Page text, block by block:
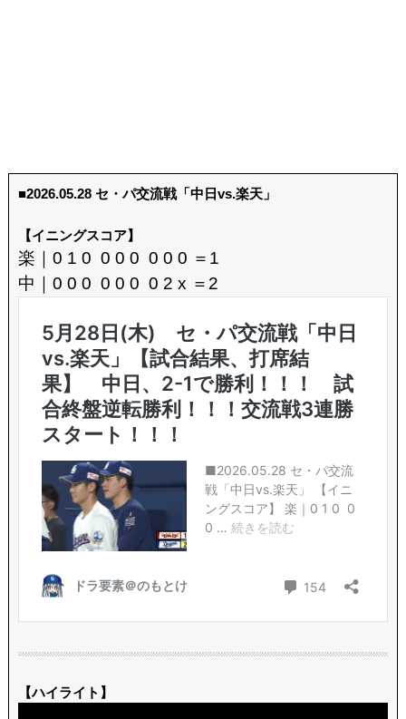
■2026.05.28 セ・パ交流戦「中日vs.楽天」
【イニングスコア】
楽｜0 1 0 0 0 0 0 0 0 ＝1
中｜0 0 0 0 0 0 0 2 x ＝2
【ハイライト】